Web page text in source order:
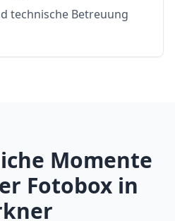
technische Betreuung
Momente
Fotobox in